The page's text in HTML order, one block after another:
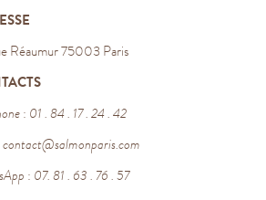
Réaumur 75003 Paris
: 01 . 84 . 17 . 24 . 42
contact@salmonparis.com
: 07. 81 . 63 . 76 . 57